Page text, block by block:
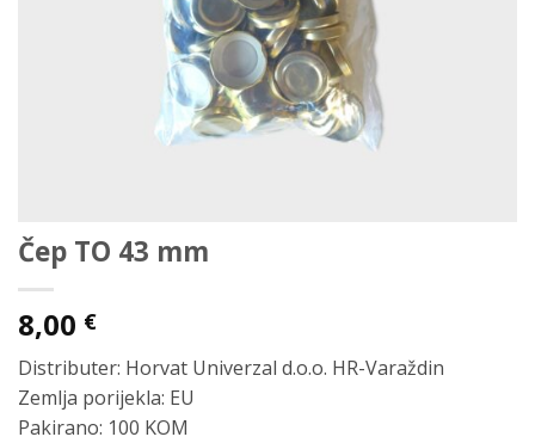
Čep TO 43 mm
8,00 €
Distributer: Horvat Univerzal d.o.o. HR-Varaždin
Zemlja porijekla: EU
Pakirano: 100 KOM